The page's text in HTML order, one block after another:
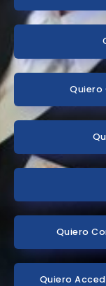
Quiero
Quiero
Quiero